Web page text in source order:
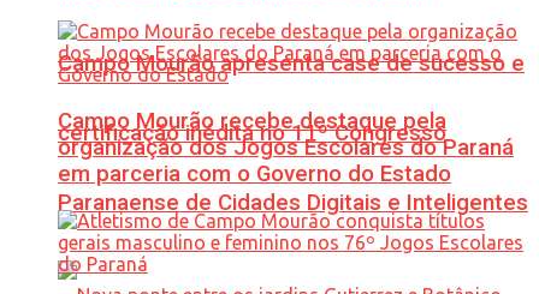
Campo Mourão apresenta case de sucesso e
certificação inédita no 11º Congresso
Paranaense de Cidades Digitais e Inteligentes
Campo Mourão recebe destaque pela
organização dos Jogos Escolares do Paraná
em parceria com o Governo do Estado